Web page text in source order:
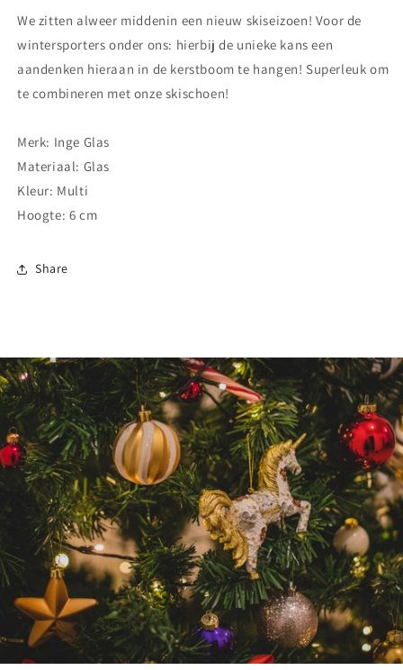
We zitten alweer middenin een nieuw skiseizoen! Voor de
wintersporters onder ons: hierbij de unieke kans een
aandenken hieraan in de kerstboom te hangen! Superleuk om
te combineren met onze skischoen!
Merk: Inge Glas
Materiaal: Glas
Kleur: Multi
Hoogte: 6 cm
Share